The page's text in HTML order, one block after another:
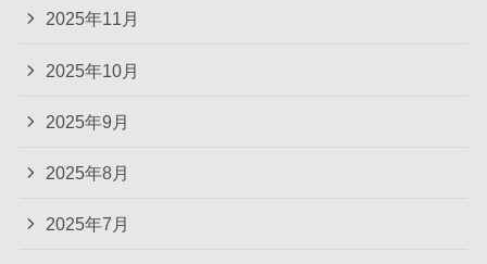
2025年11月
2025年10月
2025年9月
2025年8月
2025年7月